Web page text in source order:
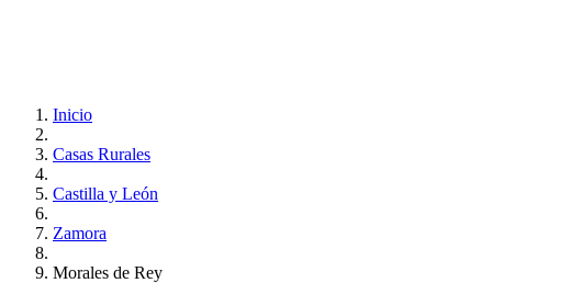
Inicio
Casas Rurales
Castilla y León
Zamora
Morales de Rey